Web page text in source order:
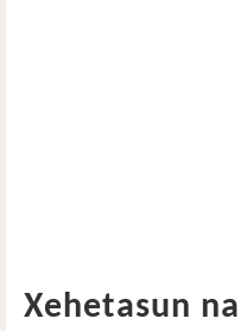
Xehetasun